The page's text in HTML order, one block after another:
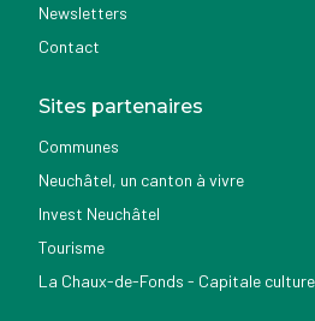
Newsletters
Contact
Sites partenaires
Communes
Neuchâtel, un canton à vivre
Invest Neuchâtel
Tourisme
La Chaux-de-Fonds - Capitale